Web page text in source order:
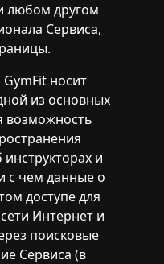
любом другом
Сервиса,
носит
из основных
возможность
и
с чем данные о
доступе для
Интернет и
поисковые
Сервиса (в